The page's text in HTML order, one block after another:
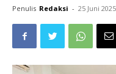
Penulis Redaksi - 25 Juni 2025